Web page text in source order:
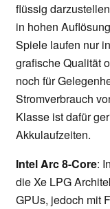
flüssig
in hohen
Spiele laufen nur
grafische Qualität
noch für
Stromverbrauch
Klasse ist dafür
Akkulaufzeiten.
Intel Arc 8-Core:
die Xe LPG
GPUs, jedoch mit